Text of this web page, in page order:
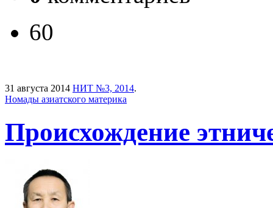
60
31 августа 2014 НИТ №3, 2014.
Номады азиатского материка
Происхождение